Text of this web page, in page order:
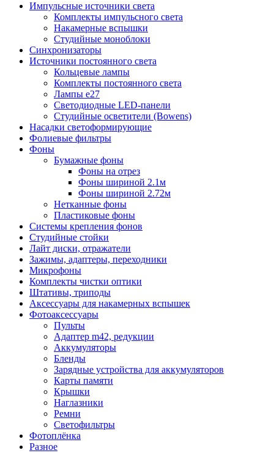
Импульсные источники света
Комплекты импульсного света
Накамерные вспышки
Студийные моноблоки
Синхронизаторы
Источники постоянного света
Кольцевые лампы
Комплекты постоянного света
Лампы e27
Светодиодные LED-панели
Студийные осветители (Bowens)
Насадки светоформирующие
Фолиевые фильтры
Фоны
Бумажные фоны
Фоны на отрез
Фоны шириной 2.1м
Фоны шириной 2.72м
Нетканные фоны
Пластиковые фоны
Системы крепления фонов
Студийные стойки
Лайт диски, отражатели
Зажимы, адаптеры, переходники
Микрофоны
Комплекты чистки оптики
Штативы, триподы
Аксессуары для накамерных вспышек
Фотоаксессуары
Пульты
Адаптер m42, редукции
Аккумуляторы
Бленды
Зарядные устройства для аккумуляторов
Карты памяти
Крышки
Наглазники
Ремни
Светофильтры
Фотоплёнка
Разное